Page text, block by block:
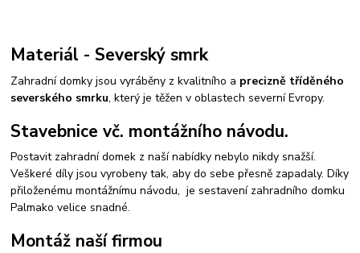
Materiál - Severský smrk
Zahradní domky jsou vyráběny z kvalitního a precizně tříděného
severského smrku, který je těžen v oblastech severní Evropy.
Stavebnice vč. montážního návodu.
Postavit zahradní domek z naší nabídky nebylo nikdy snažší.
Veškeré díly jsou vyrobeny tak, aby do sebe přesně zapadaly. Díky
přiloženému montážnímu návodu, je sestavení zahradního domku
Palmako velice snadné.
Montáž naší firmou